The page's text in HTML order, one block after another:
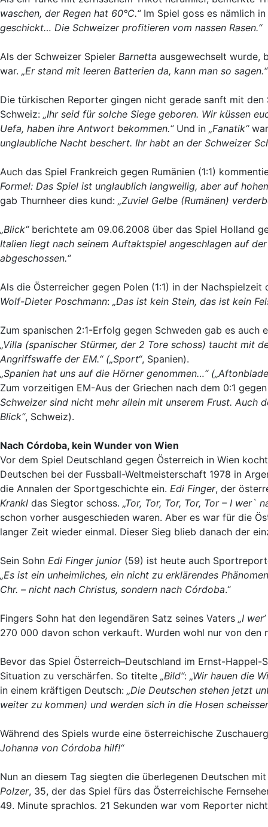
waschen, der Regen hat 60°C.“Im Spiel goss es nämlich
geschickt… Die Schweizer profitieren vom nassen Rasen.“
Als der Schweizer Spieler Barnetta ausgewechselt wurde,
war. „Er stand mit leeren Batterien da, kann man so sagen.“
Die türkischen Reporter gingen nicht gerade sanft mit
Schweiz: „Ihr seid für solche Siege geboren. Wir küssen
Uefa, haben ihre Antwort bekommen.“ Und in „Fanatik“
unglaubliche Nacht beschert. Ihr habt an der Schweizer
Auch das Spiel Frankreich gegen Rumänien (1:1)
Formel: Das Spiel ist unglaublich langweilig, aber auf
gab Thurnheer dies kund: „Zuviel Gelbe (Rumänen)
„Blick“berichtete am 09.06.2008 über das Spiel Holland
Italien liegt nach seinem Auftaktspiel angeschlagen auf
abgeschossen.“
Als die Österreicher gegen Polen (1:1) in der
Wolf-Dieter Poschmann: „Das ist kein Stein, das ist kein
Zum spanischen 2:1-Erfolg gegen Schweden gab es auch
„Villa (spanischer Stürmer, der 2 Tore schoss) taucht mit
Angriffswaffe der EM.“ („Sport“, Spanien).
„Spanien hat uns auf die Hörner genommen…“
Zum vorzeitigen EM-Aus der Griechen nach dem 0:1
Schweizer sind nicht mehr allein mit unserem Frust. Auch
Blick“, Schweiz).
Nach Córdoba, kein Wunder von Wien
Vor dem Spiel Deutschland gegen Österreich in Wien
Deutschen bei der Fussball-Weltmeisterschaft 1978 in
die Annalen der Sportgeschichte ein. Edi Finger, der
Krankl das Siegtor schoss. „Tor, Tor, Tor, Tor, Tor – I wer`
schon vorher ausgeschieden waren. Aber es war für die
langer Zeit wieder einmal. Dieser Sieg blieb danach der
Sein Sohn Edi Finger junior(59) ist heute auch
„Es ist ein unheimliches, ein nicht zu erklärendes
Chr. – nicht nach Christus, sondern nach Córdoba.“
Fingers Sohn hat den legendären Satz seines Vaters „I
270 000 davon schon verkauft. Wurden wohl nur von den
Bevor das Spiel Österreich–Deutschland im Ernst-
Situation zu verschärfen. So titelte „Bild“: „Wir hauen die
in einem kräftigen Deutsch: „Die Deutschen stehen jetzt
weiter zu kommen) und werden sich in die Hosen
Während des Spiels wurde eine österreichische
Johanna von Córdoba hilf!“
Nun an diesem Tag siegten die überlegenen Deutschen
Polzer, 35, der das Spiel fürs das Österreichische
49. Minute sprachlos. 21 Sekunden war vom Reporter